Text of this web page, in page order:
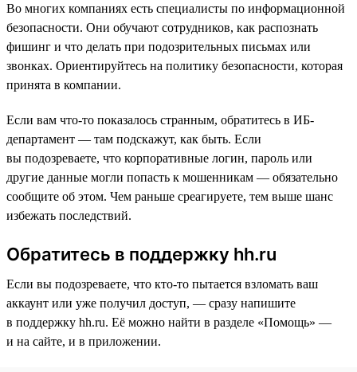
Во многих компаниях есть специалисты по информационной
безопасности. Они обучают сотрудников, как распознать
фишинг и что делать при подозрительных письмах или
звонках. Ориентируйтесь на политику безопасности, которая
принята в компании.
Если вам что-то показалось странным, обратитесь в ИБ-
департамент — там подскажут, как быть. Если
вы подозреваете, что корпоративные логин, пароль или
другие данные могли попасть к мошенникам — обязательно
сообщите об этом. Чем раньше среагируете, тем выше шанс
избежать последствий.
Обратитесь в поддержку hh.ru
Если вы подозреваете, что кто-то пытается взломать ваш
аккаунт или уже получил доступ, — сразу напишите
в поддержку hh.ru. Её можно найти в разделе «Помощь» —
и на сайте, и в приложении.